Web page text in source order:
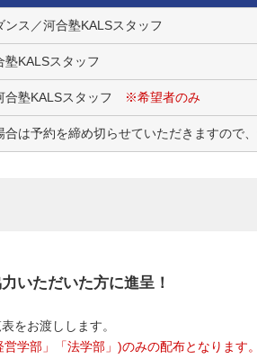
ンス／河合塾KALSスタッフ
塾KALSスタッフ
合塾KALSスタッフ ※希望者のみ
合は予約を締め切らせていただきますので
いただいた方に進呈！
をお渡しします。
学部」「法学部」)のみの配布となります。